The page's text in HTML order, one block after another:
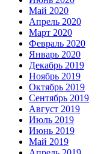
Май 2020
Апрель 2020
Март 2020
Февраль 2020
Январь 2020
Декабрь 2019
Ноябрь 2019
Октябрь 2019
Сентябрь 2019
Август 2019
Июль 2019
Июнь 2019
Май 2019